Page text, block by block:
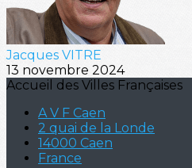
Jacques VITRE
13 novembre 2024
Accueil des Villes Françaises
A V F Caen
2 quai de la Londe
14000 Caen
France